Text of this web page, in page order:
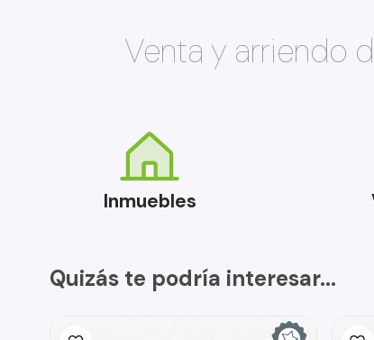
Venta y arriendo
Inmuebles
Quizás te podría interesar...